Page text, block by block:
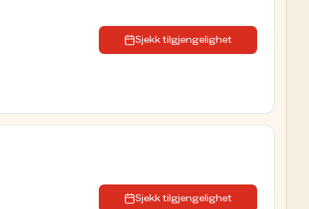
Sjekk tilgjengelighet
Sjekk tilgjengelighet